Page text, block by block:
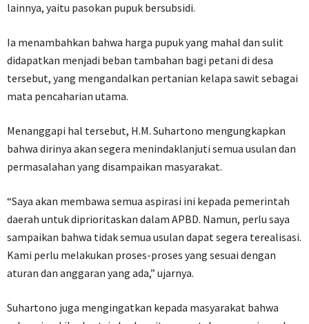
lainnya, yaitu pasokan pupuk bersubsidi.
Ia menambahkan bahwa harga pupuk yang mahal dan sulit
didapatkan menjadi beban tambahan bagi petani di desa
tersebut, yang mengandalkan pertanian kelapa sawit sebagai
mata pencaharian utama.
Menanggapi hal tersebut, H.M. Suhartono mengungkapkan
bahwa dirinya akan segera menindaklanjuti semua usulan dan
permasalahan yang disampaikan masyarakat.
“Saya akan membawa semua aspirasi ini kepada pemerintah
daerah untuk diprioritaskan dalam APBD. Namun, perlu saya
sampaikan bahwa tidak semua usulan dapat segera terealisasi.
Kami perlu melakukan proses-proses yang sesuai dengan
aturan dan anggaran yang ada,” ujarnya.
Suhartono juga mengingatkan kepada masyarakat bahwa